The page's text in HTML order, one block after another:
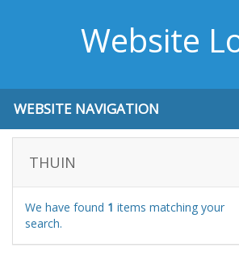
Website
WEBSITE NAVIGATION
THUIN
We have found 1 items matching your
search.